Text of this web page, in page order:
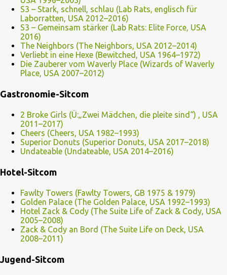
S3 – Stark, schnell, schlau (Lab Rats, englisch für
Laborratten, USA 2012–2016)
S3 – Gemeinsam stärker (Lab Rats: Elite Force, USA
2016)
The Neighbors (The Neighbors, USA 2012–2014)
Verliebt in eine Hexe (Bewitched, USA 1964–1972)
Die Zauberer vom Waverly Place (Wizards of Waverly
Place, USA 2007–2012)
Gastronomie-Sitcom
2 Broke Girls (Ü:„Zwei Mädchen, die pleite sind“) , USA
2011–2017)
Cheers (Cheers, USA 1982–1993)
Superior Donuts (Superior Donuts, USA 2017–2018)
Undateable (Undateable, USA 2014–2016)
Hotel-Sitcom
Fawlty Towers (Fawlty Towers, GB 1975 & 1979)
Golden Palace (The Golden Palace, USA 1992–1993)
Hotel Zack & Cody (The Suite Life of Zack & Cody, USA
2005–2008)
Zack & Cody an Bord (The Suite Life on Deck, USA
2008–2011)
Jugend-Sitcom